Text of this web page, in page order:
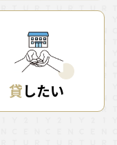
貸したい